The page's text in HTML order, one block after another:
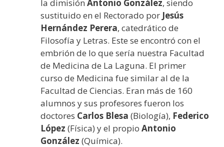
la dimisión Antonio González, siendo
sustituido en el Rectorado por Jesús
Hernández Perera, catedrático de
Filosofía y Letras. Este se encontró con el
embrión de lo que sería nuestra Facultad
de Medicina de La Laguna. El primer
curso de Medicina fue similar al de la
Facultad de Ciencias. Eran más de 160
alumnos y sus profesores fueron los
doctores Carlos Blesa (Biología), Federico
López (Física) y el propio Antonio
González (Química).